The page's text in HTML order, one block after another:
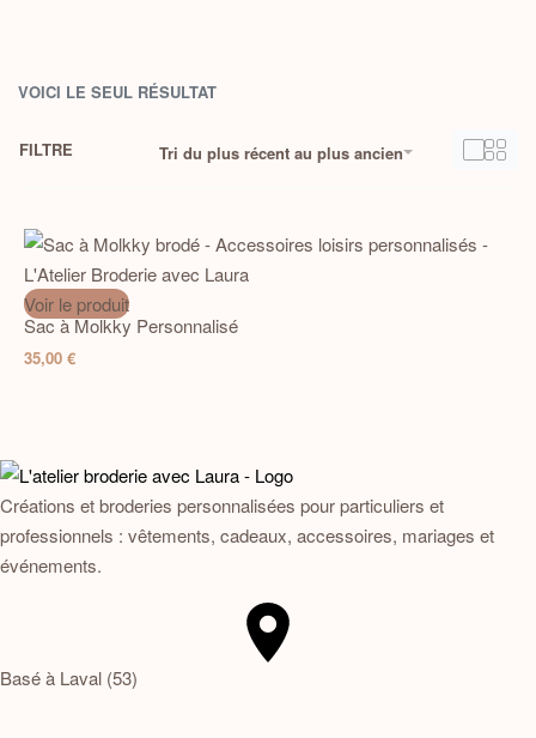
VOICI LE SEUL RÉSULTAT
Tri du plus récent au plus ancien
FILTRE
Voir le produit
Sac à Molkky Personnalisé
35,00 €
Créations et broderies personnalisées pour particuliers et
professionnels : vêtements, cadeaux, accessoires, mariages et
événements.
Basé à Laval (53)